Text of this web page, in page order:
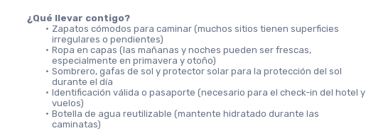
¿Qué llevar contigo?
Zapatos cómodos para caminar (muchos sitios tienen superficies
irregulares o pendientes)
Ropa en capas (las mañanas y noches pueden ser frescas,
especialmente en primavera y otoño)
Sombrero, gafas de sol y protector solar para la protección del sol
durante el día
Identificación válida o pasaporte (necesario para el check-in del hotel y
vuelos)
Botella de agua reutilizable (mantente hidratado durante las
caminatas)